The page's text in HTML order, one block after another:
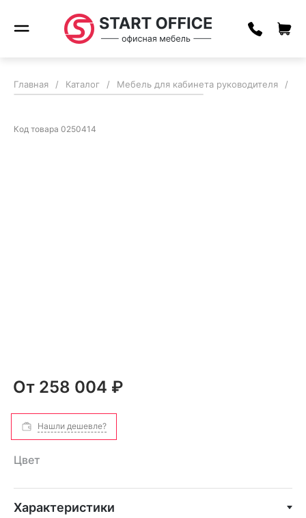
Главная / Каталог / Мебель для кабинета руководителя /
Код товара 0250414
От 258 004 ₽
Нашли дешевле?
Цвет
Характеристики